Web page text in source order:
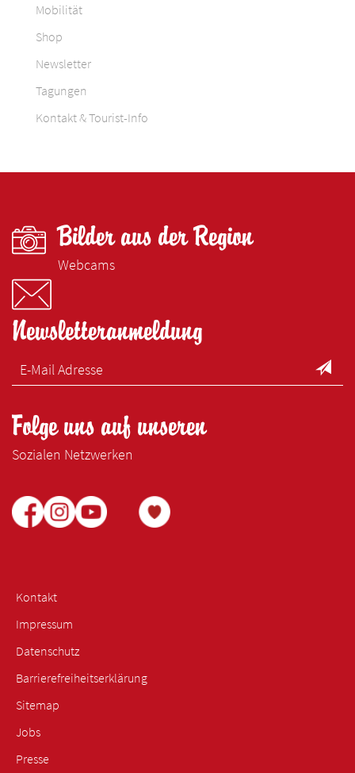
Mobilität
Shop
Newsletter
Tagungen
Kontakt & Tourist-Info
Bilder aus der Region
Webcams
Newsletteranmeldung
Folge uns auf unseren
Sozialen Netzwerken
Kontakt
Impressum
Datenschutz
Barrierefreiheitserklärung
Sitemap
Jobs
Presse